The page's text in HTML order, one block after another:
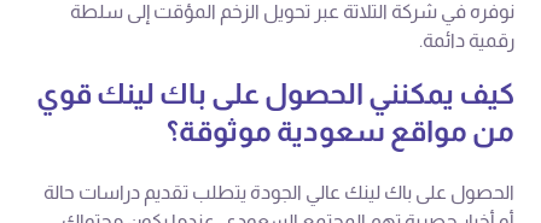
نوفره في شركة التلاتة عبر تحويل الزخم المؤقت إلى سلطة
رقمية دائمة.
كيف يمكنني الحصول على باك لينك قوي
من مواقع سعودية موثوقة؟
الحصول على باك لينك عالي الجودة يتطلب تقديم دراسات حالة